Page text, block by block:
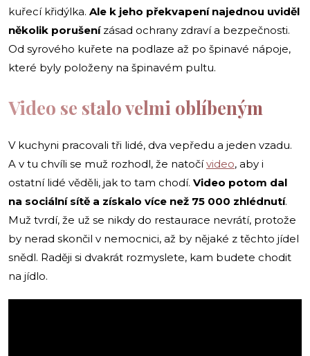
kuřecí křidýlka. Ale k jeho překvapení najednou uviděl
několik porušenízásad ochrany zdraví a bezpečnosti.
Od syrového kuřete na podlaze až po špinavé nápoje,
které byly položeny na špinavém pultu.
Video se stalo velmi oblíbeným
V kuchyni pracovali tři lidé, dva vepředu a jeden vzadu.
A v tu chvíli se muž rozhodl, že natočívideo, aby i
ostatní lidé věděli, jak to tam chodí. Video potom dal
na sociální sítě a získalo více než 75 000 zhlédnutí.
Muž tvrdí, že už se nikdy do restaurace nevrátí, protože
by nerad skončil v nemocnici, až by nějaké z těchto jídel
snědl. Raději si dvakrát rozmyslete, kam budete chodit
na jídlo.